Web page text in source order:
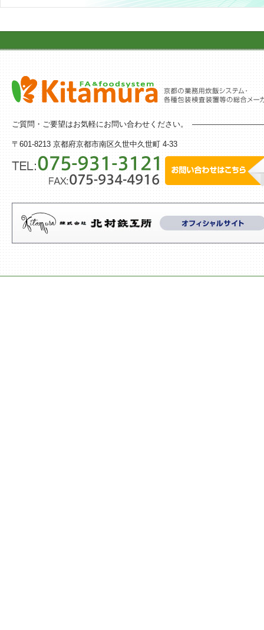
ご質問・ご要望はお気軽にお問い合わせください。
〒601-8213 京都府京都市南区久世中久世町 4-33